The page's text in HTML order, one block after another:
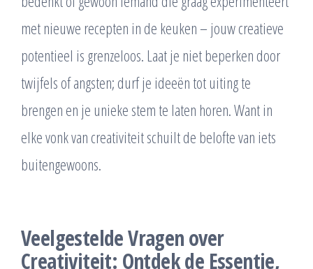
met nieuwe recepten in de keuken – jouw creatieve
potentieel is grenzeloos. Laat je niet beperken door
twijfels of angsten; durf je ideeën tot uiting te
brengen en je unieke stem te laten horen. Want in
elke vonk van creativiteit schuilt de belofte van iets
buitengewoons.
Veelgestelde Vragen over
Creativiteit: Ontdek de Essentie,